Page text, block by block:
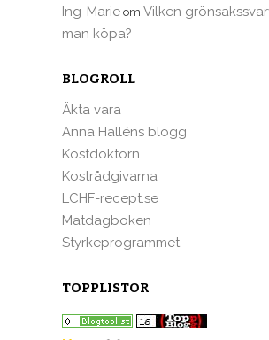
Ing-Marie om Vilken
man köpa?
BLOGROLL
Äkta vara
Anna Halléns blogg
Kostdoktorn
Kostrådgivarna
LCHF-recept.se
Matdagboken
Styrkeprogrammet
TOPPLISTOR